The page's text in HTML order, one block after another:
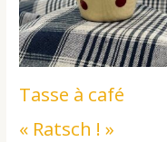
Tasse à café
« Ratsch ! »